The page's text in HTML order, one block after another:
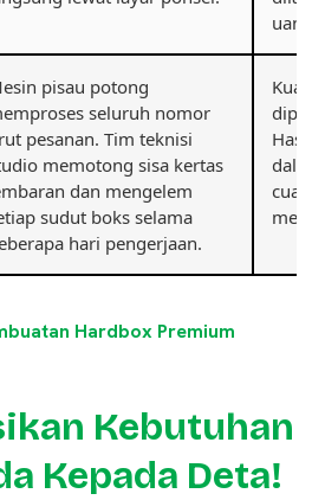
uang
pisau potong
seluruh nomor
pesanan. Tim teknisi
memotong sisa kertas
dan mengelem
sudut boks selama
hari pengerjaan.
Hasil
Hardbox Premium
Kebutuhan
Kepada Deta!